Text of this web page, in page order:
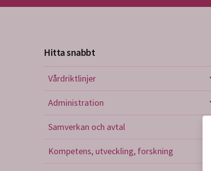
Hitta snabbt
Vårdriktlinjer
Administration
Samverkan och avtal
Kompetens, utveckling, forskning